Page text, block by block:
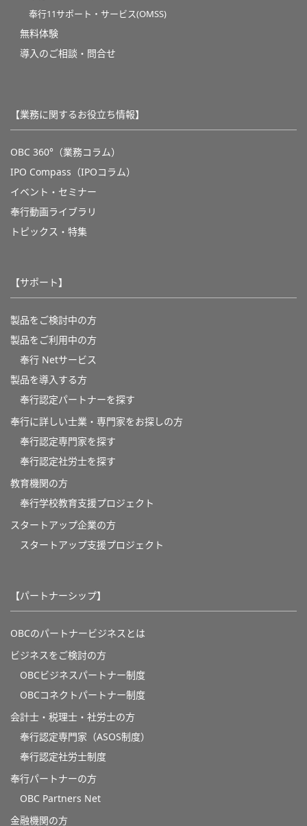
奉行11サポート・サービス(OMSS)
無料体験
導入のご相談・問合せ
【業務に関するお役立ち情報】
OBC 360°（業務コラム）
IPO Compass（IPOコラム）
イベント・セミナー
奉行動画ライブラリ
トピックス・特集
【サポート】
製品をご検討中の方
製品をご利用中の方
奉行 Netサービス
製品を導入する方
奉行認定パートナーを探す
奉行に詳しい士業・専門家をお探しの方
奉行認定専門家を探す
奉行認定社労士を探す
教育機関の方
奉⾏学校教育⽀援プロジェクト
スタートアップ企業の方
スタートアップ支援プロジェクト
【パートナーシップ】
OBCのパートナービジネスとは
ビジネスをご検討の方
OBCビジネスパートナー制度
OBCコネクトパートナー制度
会計士・税理士・社労士の方
奉行認定専門家（ASOS制度）
奉行認定社労士制度
奉行パートナーの方
OBC Partners Net
金融機関の方